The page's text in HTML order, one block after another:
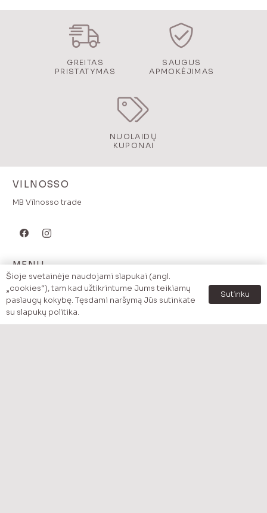
GREITAS
PRISTATYMAS
SAUGUS
APMOKĖJIMAS
NUOLAIDŲ
KUPONAI
VILNOSSO
MB Vilnosso trade
MENU
Pradzia
Katalogas
Šioje svetainėje naudojami slapukai (angl.
„cookies“), tam kad užtikrintume Jums teikiamų
paslaugų kokybę. Tęsdami naršymą Jūs sutinkate
su slapukų politika.
Sutinku